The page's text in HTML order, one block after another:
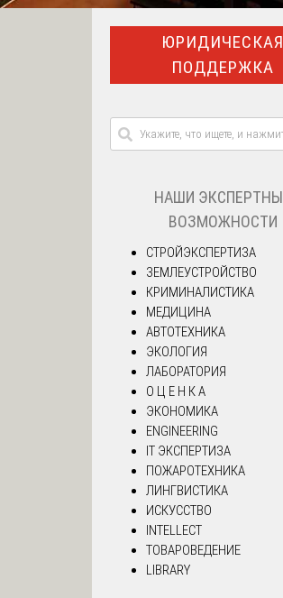
ЮРИДИЧЕСКАЯ
ПОДДЕРЖКА
НАШИ
ВОЗМОЖНОСТИ
СТРОЙЭКСПЕРТИЗА
ЗЕМЛЕУСТРОЙСТВО
КРИМИНАЛИСТИКА
МЕДИЦИНА
АВТОТЕХНИКА
ЭКОЛОГИЯ
ЛАБОРАТОРИЯ
О Ц Е Н К А
ЭКОНОМИКА
ENGINEERING
IT ЭКСПЕРТИЗА
ПОЖАРОТЕХНИКА
ЛИНГВИСТИКА
ИСКУССТВО
INTELLECT
ТОВАРОВЕДЕНИЕ
LIBRARY